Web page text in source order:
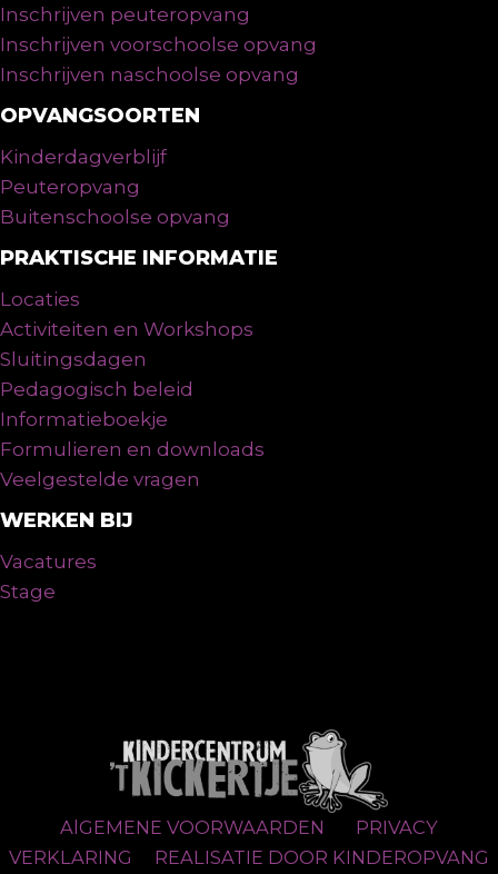
Inschrijven peuteropvang
Inschrijven voorschoolse opvang
Inschrijven naschoolse opvang
OPVANGSOORTEN
Kinderdagverblijf
Peuteropvang
Buitenschoolse opvang
PRAKTISCHE INFORMATIE
Locaties
Activiteiten en Workshops
Sluitingsdagen
Pedagogisch beleid
Informatieboekje
Formulieren en downloads
Veelgestelde vragen
WERKEN BIJ
Vacatures
Stage
AlGEMENE VOORWAARDEN
PRIVACY
VERKLARING
REALISATIE DOOR KINDEROPVANG